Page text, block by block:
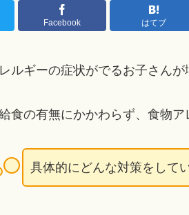
Facebook はてブ
ルギーの症状がでるお子さんが
食の有無にかかわらず、食物
具体的にどんな対策をして